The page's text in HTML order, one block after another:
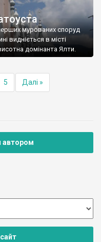
мурованих споруд
видніється в місті
домінанта Ялти.
5 Далі »
автором